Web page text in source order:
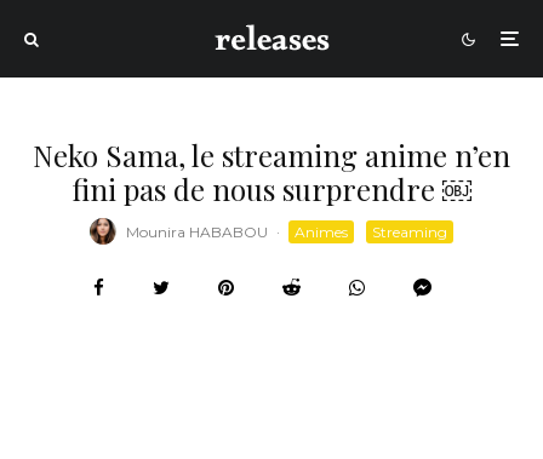
Neko Sama, le streaming anime n’en
fini pas de nous surprendre ￼
Mounira HABABOU · Animes Streaming